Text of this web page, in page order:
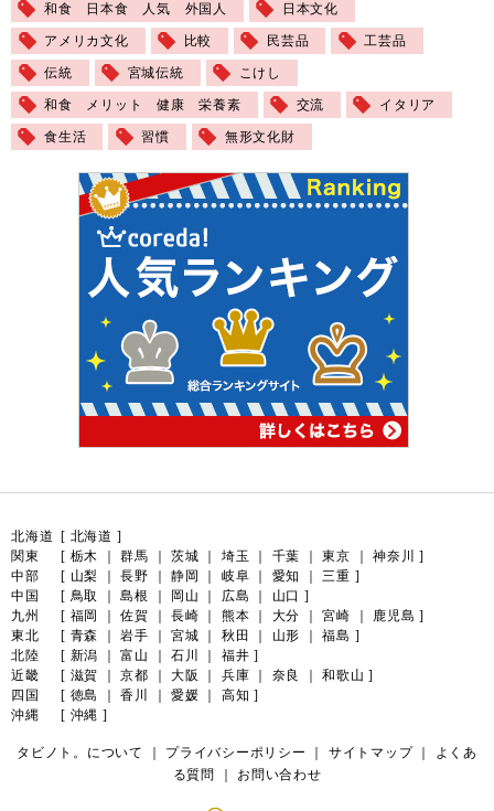
和食 日本食 人気 外国人 日本文化
アメリカ文化 比較 民芸品 工芸品
伝統 宮城伝統 こけし
和食 メリット 健康 栄養素 交流 イタリア
食生活 習慣 無形文化財
北海道 [ 北海道 ]
関東
[ 栃木 ｜群馬 茨城 埼玉 千葉 ｜東京 神奈川
]
中部
[ 山梨 ｜長野 静岡 岐阜 愛知 ｜三重 ]
中国
[ 鳥取 ｜島根 岡山 広島 山口 ]
九州
[ 福岡 ｜佐賀 長崎 熊本 大分 ｜宮崎 鹿児島 ]
東北
[ 青森 ｜岩手 宮城 秋田 山形 ｜福島 ]
北陸
[ 新潟 ｜富山 石川 福井 ]
近畿
[ 滋賀 ｜京都 大阪 兵庫 奈良 ｜和歌山 ]
四国
[ 徳島 ｜香川 愛媛 高知 ]
沖縄
[ 沖縄 ]
タビノト。について プライバシーポリシー サイトマップ｜ よくあ
る質問
お問い合わせ